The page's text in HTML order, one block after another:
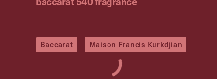
Baccarat Maison Francis Kurkdjian